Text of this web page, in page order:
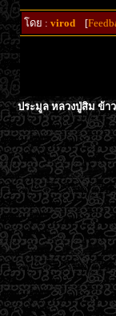
โดย : virod [
ประมูล หลวงปู่สิม ข้า